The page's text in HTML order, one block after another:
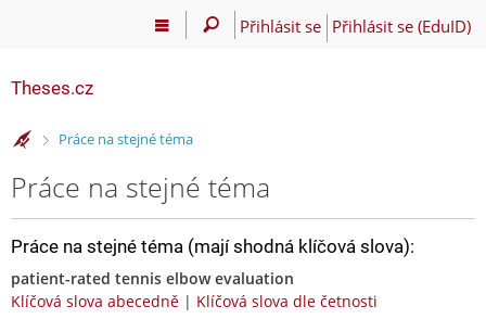
Přihlásit se Přihlásit se (EduID)
Theses.cz
>Práce na stejné téma
Práce na stejné téma
Práce na stejné téma (mají shodná klíčová slova):
patient-rated tennis elbow evaluation
Klíčová slova abecedně | Klíčová slova dle četnosti